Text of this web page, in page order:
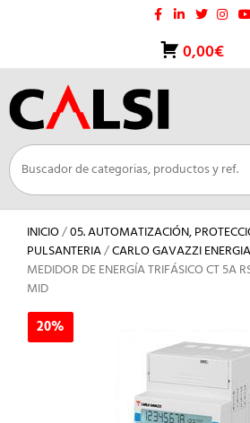
0,00€
INICIO/05. AUTOMATIZACIÓN,
PULSANTERIA/CARLO GAVAZZI ENERGIA
MEDIDOR DE ENERGÍA TRIFÁSICO CT 5A
MID
20%
20%